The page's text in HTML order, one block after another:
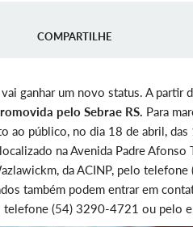
COMPARTILHE
ganhar um novo status. A partir
pelo Sebrae RS. Para
ao público, no dia 18 de abril,
na Avenida Padre
da ACINP, pelo
também podem entrar em
telefone (54) 3290-4721 ou pelo